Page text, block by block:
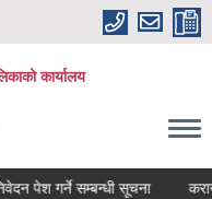
कार्यालय
पेश गर्ने सम्बन्धी सूचना करार